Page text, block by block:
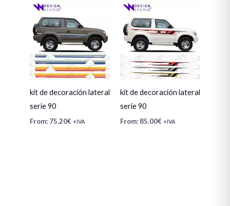
kit de decoración lateral
serie 90
From: 75.20€ +IVA
kit de decoración lateral
serie 90
From: 85.00€ +IVA